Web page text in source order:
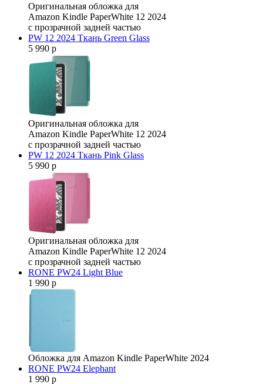
Оригинальная обложка для
Amazon Kindle PaperWhite 12 2024
с прозрачной задней частью
PW 12 2024 Ткань Green Glass
5 990 р
Оригинальная обложка для
Amazon Kindle PaperWhite 12 2024
с прозрачной задней частью
PW 12 2024 Ткань Pink Glass
5 990 р
Оригинальная обложка для
Amazon Kindle PaperWhite 12 2024
с прозрачной задней частью
RONE PW24 Light Blue
1 990 р
Обложка для Amazon Kindle PaperWhite 2024
RONE PW24 Elephant
1 990 р